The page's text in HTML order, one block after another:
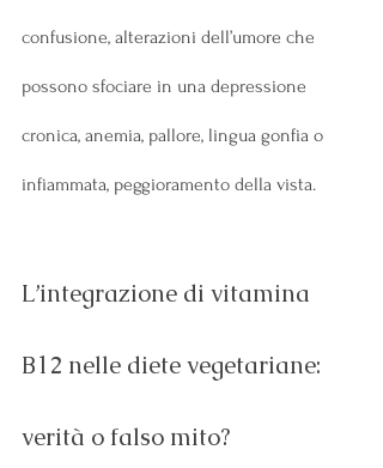
confusione, alterazioni dell’umore che
possono sfociare in una depressione
cronica, anemia, pallore, lingua gonfia o
infiammata, peggioramento della vista.
L’integrazione di vitamina
B12 nelle diete vegetariane:
verità o falso mito?